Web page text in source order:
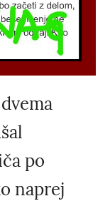
po
naprej